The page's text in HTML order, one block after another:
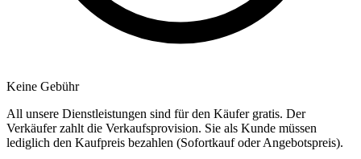
Keine Gebühr
All unsere Dienstleistungen sind für den Käufer gratis. Der
Verkäufer zahlt die Verkaufsprovision. Sie als Kunde müssen
lediglich den Kaufpreis bezahlen (Sofortkauf oder Angebotspreis).